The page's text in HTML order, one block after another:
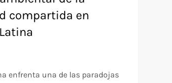
compartida en
enfrenta una de las paradojas